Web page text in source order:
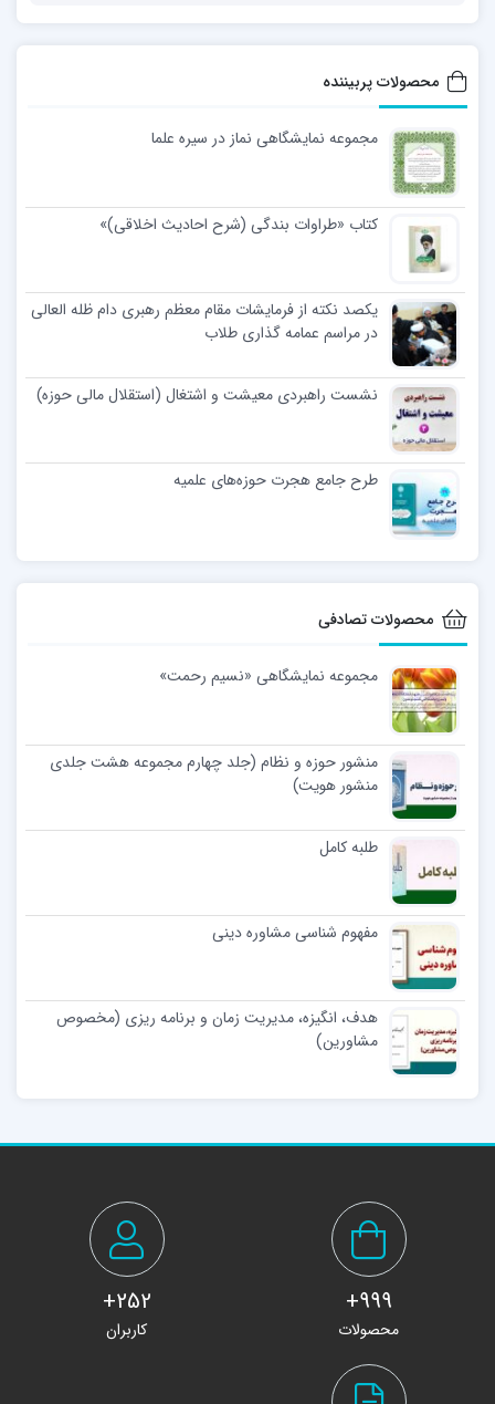
محصولات پربیننده
مجموعه نمایشگاهی نماز در سیره علما
کتاب «طراوات بندگی (شرح احادیث اخلاقی)»
یکصد نکته از فرمایشات مقام معظم رهبری دام ظله العالی
در مراسم عمامه گذاری طلاب
نشست راهبردی معیشت و اشتغال (استقلال مالی حوزه)
طرح جامع هجرت حوزه‌های علمیه
محصولات تصادفی
مجموعه نمایشگاهی «نسیم رحمت»
منشور حوزه و نظام (جلد چهارم مجموعه هشت جلدی
منشور هویت)
طلبه کامل
مفهوم شناسی مشاوره دینی
هدف، انگیزه، مدیریت زمان و برنامه ریزی (مخصوص
مشاورین)
999+
محصولات
252+
کاربران